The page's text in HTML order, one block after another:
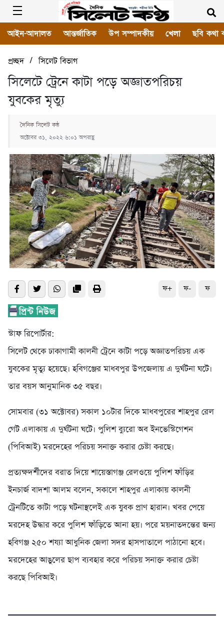
আইন-আদালত আন্তর্জাতিক উপ সম্পাদকীয় খেলা ছবি কথা
প্রচ্ছদ/সিলেট বিভাগ
সিলেটে ট্রেনে কাটা পড়ে অজ্ঞাতপরিচয়
যুবকের মৃত্যু
দৈনিক সিলেট কন্ঠ
অক্টোবর ৩১, ২০২২ ৬:০১ অপরাহ্ণ
ফ+ ফ- ফ
স্টাফ রিপোর্টার:
সিলেট থেকে ঢাকাগামী কালনী ট্রেনে কাটা পড়ে অজ্ঞাতপরিচয় এক
যুবকের মৃত্যু হয়েছে। হবিগঞ্জের মাধবপুর উপজেলায় এ দুর্ঘটনা ঘটে।
তার বয়স আনুমানিক ৩৫ বছর।
সোমবার (৩১ অক্টোবর) সকাল ১০টার দিকে মাধবপুরের শাহপুর রেল
গেট এলাকায় এ দুর্ঘটনা ঘটে। পুলিশ ব্যুরো অব ইনভেস্টিগেশন
(পিবিআই) মরদেহের পরিচয় সনাক্ত করার চেষ্টা করছে।
প্রত্যক্ষদর্শীদের বরাত দিয়ে শায়েস্তাগঞ্জ রেলওয়ে পুলিশ ফাঁড়ির
ইনচার্জ বাদশা আলম বলেন, সকালে শাহপুর এলাকায় কালনী
ট্রেনটিতে কাটা পড়ে ঘটনাস্থলেই এক যুবক প্রাণ হারান। খবর পেয়ে
মরদেহ উদ্ধার করে পুলিশ ফাঁড়িতে আনা হয়। পরে ময়নাতদন্তের জন্য
হবিগঞ্জ ২৫০ শয্যা আধুনিক জেলা সদর হাসপাতালে পাঠানো হবে।
মরদেহের আঙুলের ছাপ ব্যবহার করে পরিচয় সনাক্ত করার চেষ্টা
করছে পিবিআই।